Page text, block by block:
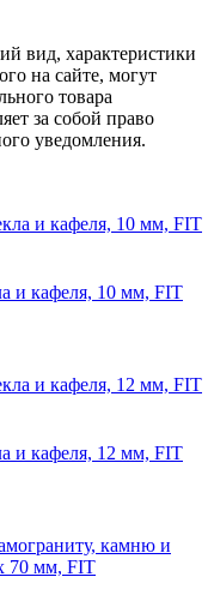
вид, характеристики
на сайте, могут
товара
за собой право
уведомления.
и кафеля, 10 мм, FIT
и кафеля, 12 мм, FIT